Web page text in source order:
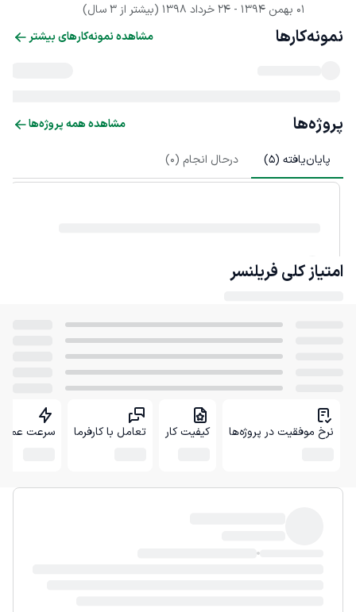
01 بهمن 1394
- 24 خرداد 1398 (بیشتر از 3 سال)
نمونه‌کارها مشاهده نمونه‌کارهای بیشتر
پروژه‌ها مشاهده همه پروژه‌ها
پایان‌یافته (5
) درحال انجام (0
)
امتیاز کلی فریلنسر
نرخ موفقیت در پروژه‌ها کیفیت کار تعامل با کارفرما سرعت عمل